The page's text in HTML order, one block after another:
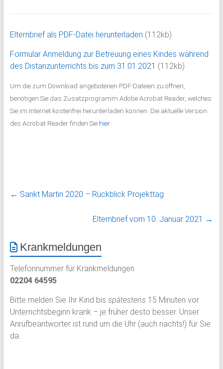
Elternbrief als PDF-Datei herunterladen (112kb)
Formular Anmeldung zur Betreuung eines Kindes während
des Distanzunterrichts bis zum 31.01.2021 (112kb)
Um die zum Download angebotenen PDF-Dateien zu öffnen,
benötigen Sie das Zusatzprogramm Adobe Acrobat Reader, welches
Sie im Internet kostenfrei herunterladen können. Die aktuelle Version
des Acrobat Reader finden Sie hier.
← Sankt Martin 2020 – Rückblick Projekttag
Elternbrief vom 10. Januar 2021 →
Krankmeldungen
Telefonnummer für Krankmeldungen
02204 64595
Bitte melden Sie Ihr Kind bis spätestens 15 Minuten vor
Unterrichtsbeginn krank – je früher desto besser. Unser
Anrufbeantworter ist rund um die Uhr (auch nachts!) für Sie
da.